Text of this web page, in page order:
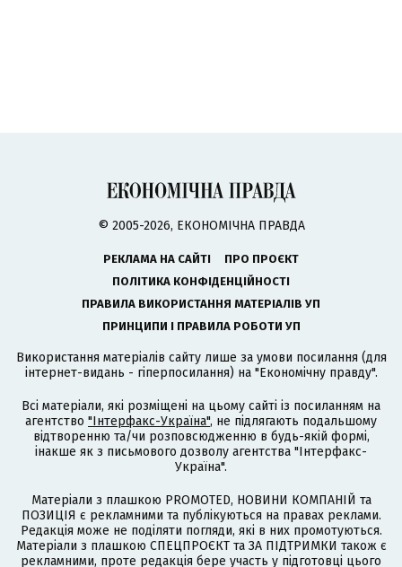
© 2005-2026, ЕКОНОМІЧНА ПРАВДА
РЕКЛАМА НА САЙТІ
ПРО ПРОЄКТ
ПОЛІТИКА КОНФІДЕНЦІЙНОСТІ
ПРАВИЛА ВИКОРИСТАННЯ МАТЕРІАЛІВ УП
ПРИНЦИПИ І ПРАВИЛА РОБОТИ УП
Використання матеріалів сайту лише за умови посилання (для
інтернет-видань - гіперпосилання) на "Економічну правду".
Всі матеріали, які розміщені на цьому сайті із посиланням на
агентство "Інтерфакс-Україна", не підлягають подальшому
відтворенню та/чи розповсюдженню в будь-якій формі,
інакше як з письмового дозволу агентства "Інтерфакс-
Україна".
Матеріали з плашкою PROMOTED, НОВИНИ КОМПАНІЙ та
ПОЗИЦІЯ є рекламними та публікуються на правах реклами.
Редакція може не поділяти погляди, які в них промотуються.
Матеріали з плашкою СПЕЦПРОЄКТ та ЗА ПІДТРИМКИ також є
рекламними, проте редакція бере участь у підготовці цього